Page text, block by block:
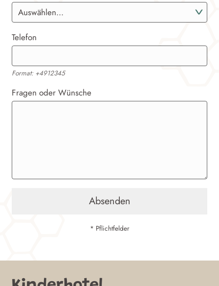
Telefon
Format: +4912345
Fragen oder Wünsche
Absenden
* Pflichtfelder